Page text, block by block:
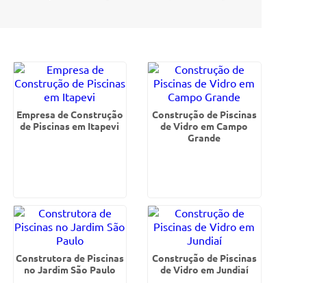
Empresa de Construção
de Piscinas em Itapevi
Construção de Piscinas
de Vidro em Campo
Grande
Construtora de Piscinas
no Jardim São Paulo
Construção de Piscinas
de Vidro em Jundiaí